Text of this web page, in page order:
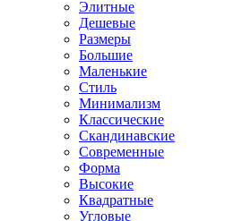
Элитные
Дешевые
Размеры
Большие
Маленькие
Стиль
Минимализм
Классические
Скандинавские
Современные
Форма
Высокие
Квадратные
Угловые